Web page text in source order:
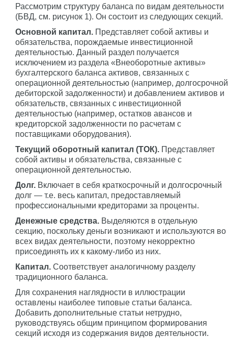
Рассмотрим структуру баланса по видам деятельности
(БВД, см. рисунок 1). Он состоит из следующих секций.
Основной капитал. Представляет собой активы и
обязательства, порождаемые инвестиционной
деятельностью. Данный раздел получается
исключением из раздела «Внеоборотные активы»
бухгалтерского баланса активов, связанных с
операционной деятельностью (например, долгосрочной
дебиторской задолженности) и добавлением активов и
обязательств, связанных с инвестиционной
деятельностью (например, остатков авансов и
кредиторской задолженности по расчетам с
поставщиками оборудования).
Текущий оборотный капитал (ТОК). Представляет
собой активы и обязательства, связанные с
операционной деятельностью.
Долг. Включает в себя краткосрочный и долгосрочный
долг — т.е. весь капитал, предоставляемый
профессиональными кредиторами за проценты.
Денежные средства. Выделяются в отдельную
секцию, поскольку деньги возникают и используются во
всех видах деятельности, поэтому некорректно
присоединять их к какому-либо из них.
Капитал. Соответствует аналогичному разделу
традиционного баланса.
Для сохранения наглядности в иллюстрации
оставлены наиболее типовые статьи баланса.
Добавить дополнительные статьи нетрудно,
руководствуясь общим принципом формирования
секций исходя из содержания видов деятельности.